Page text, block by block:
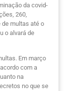
da covid-
260,
de multas até o
o alvará de
Em março
com a
na
no que se